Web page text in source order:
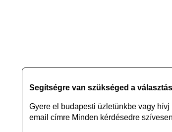
Segítségre van szükséged a
Gyere el budapesti üzletünkbe vagy hívj
email címre Minden kérdésedre